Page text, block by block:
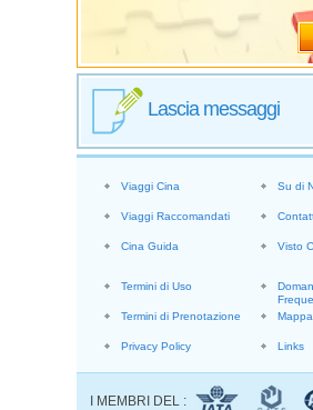
Lascia messaggi
Viaggi Cina
Viaggi Raccomandati
Cina Guida
Su di
Visto
Termini di Uso
Termini di Prenotazione
Privacy Policy Links
I MEMBRI DEL :